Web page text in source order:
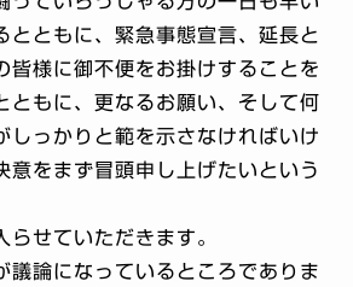
とともに、緊急事態宣言、延長と
皆様に御不便をお掛けすることを
ともに、更なるお願い、そして何
しっかりと範を示さなければいけ
意をまず冒頭申し上げたいという
らせていただきます。
議論になっているところでありま